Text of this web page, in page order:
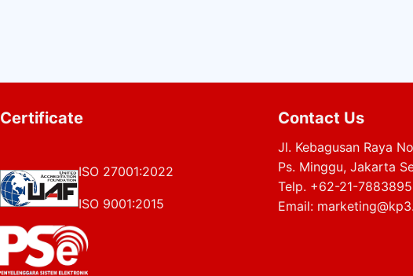
Certificate
ISO 27001:2022
ISO 9001:2015
Contact Us
Jl. Kebagusan Raya
Ps. Minggu, Jakarta
Telp. +62-21-
Email: